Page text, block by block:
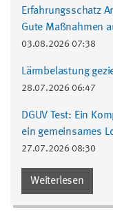
Erfahrungsschatz
Gute Maßnahmen
03.08.2026 07:38
Lärmbelastung
28.07.2026 06:47
DGUV Test: Ein
ein gemeinsames
27.07.2026 08:30
Weiterlesen